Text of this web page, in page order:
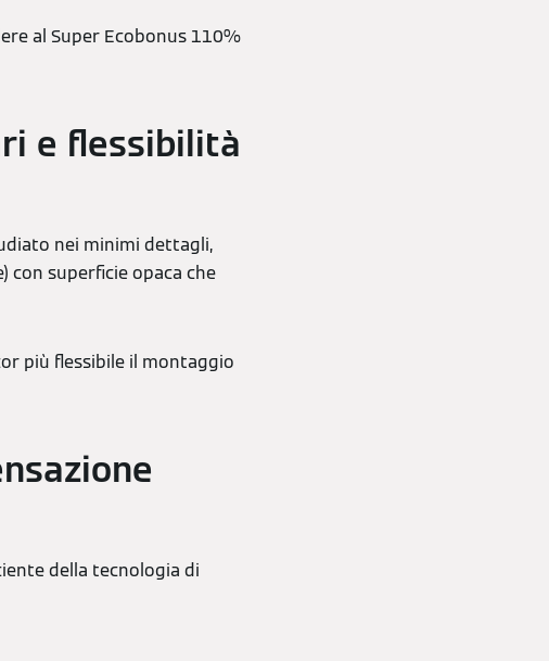
al Super Ecobonus 110%
e flessibilità
nei minimi dettagli,
con superficie opaca che
più flessibile il montaggio
della tecnologia di